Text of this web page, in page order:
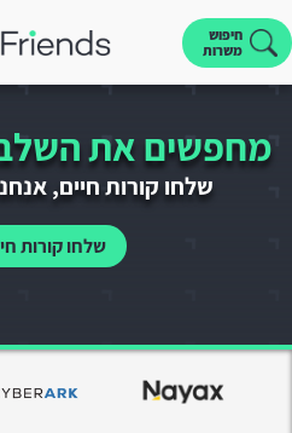
חיפוש
משרות
מחפשים את
שלחו קורות חיים,
שלחו קורות